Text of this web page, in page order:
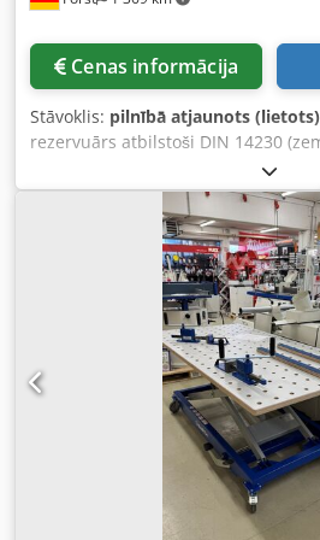
Cenas informācija
Stāvoklis: pilnībā atjaunots (lietots)
rezervuārs atbilstoši DIN 14230
ūdens rezervuārs): 40 000 litru
tvertne paredzēta pazemes
dubultsienas konstrukcija, viens
aklo vāku, ieskaitot blīvi un
izolāciju – lietota – Tvertnes
Garums: apm. 8720 mm Diametrs:
apm. 6600 kg Materiāls: tērauds,
Tvertnei ir ugunsdzēsības ūdens
atbilstoši DIN 14244 ar jau
sakabi/fiksēto sakabi A atbilstoši
Forms B, bez līmeņrāžu. Turklāt
atloka pieslēgums NW/DN 100 ar
apm. 1300 mm, piemērots 800 mm
500 mm virs zemes. Tvertne ir
uzņēmumā rūpnieciski apstrādāta